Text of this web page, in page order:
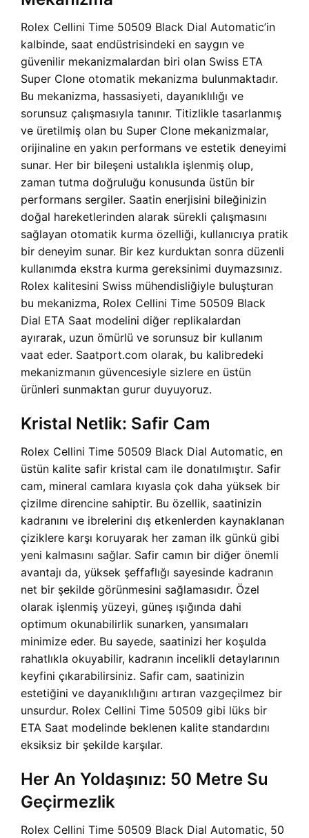
Rolex Cellini Time 50509 Black Dial Automatic’in
kalbinde, saat endüstrisindeki en saygın ve
güvenilir mekanizmalardan biri olan Swiss ETA
Super Clone otomatik mekanizma bulunmaktadır.
Bu mekanizma, hassasiyeti, dayanıklılığı ve
sorunsuz çalışmasıyla tanınır. Titizlikle tasarlanmış
ve üretilmiş olan bu Super Clone mekanizmalar,
orijinaline en yakın performans ve estetik deneyimi
sunar. Her bir bileşeni ustalıkla işlenmiş olup,
zaman tutma doğruluğu konusunda üstün bir
performans sergiler. Saatin enerjisini bileğinizin
doğal hareketlerinden alarak sürekli çalışmasını
sağlayan otomatik kurma özelliği, kullanıcıya pratik
bir deneyim sunar. Bir kez kurduktan sonra düzenli
kullanımda ekstra kurma gereksinimi duymazsınız.
Rolex kalitesini Swiss mühendisliğiyle buluşturan
bu mekanizma, Rolex Cellini Time 50509 Black
Dial ETA Saat modelini diğer replikalardan
ayırarak, uzun ömürlü ve sorunsuz bir kullanım
vaat eder. Saatport.com olarak, bu kalibredeki
mekanizmanın güvencesiyle sizlere en üstün
ürünleri sunmaktan gurur duyuyoruz.
Kristal Netlik: Safir Cam
Rolex Cellini Time 50509 Black Dial Automatic, en
üstün kalite safir kristal cam ile donatılmıştır. Safir
cam, mineral camlara kıyasla çok daha yüksek bir
çizilme direncine sahiptir. Bu özellik, saatinizin
kadranını ve ibrelerini dış etkenlerden kaynaklanan
çiziklere karşı koruyarak her zaman ilk günkü gibi
yeni kalmasını sağlar. Safir camın bir diğer önemli
avantajı da, yüksek şeffaflığı sayesinde kadranın
net bir şekilde görünmesini sağlamasıdır. Özel
olarak işlenmiş yüzeyi, güneş ışığında dahi
optimum okunabilirlik sunarken, yansımaları
minimize eder. Bu sayede, saatinizi her koşulda
rahatlıkla okuyabilir, kadranın incelikli detaylarının
keyfini çıkarabilirsiniz. Safir cam, saatinizin
estetiğini ve dayanıklılığını artıran vazgeçilmez bir
unsurdur. Rolex Cellini Time 50509 gibi lüks bir
ETA Saat modelinde beklenen kalite standardını
eksiksiz bir şekilde karşılar.
Her An Yoldaşınız: 50 Metre Su
Geçirmezlik
Rolex Cellini Time 50509 Black Dial Automatic, 50